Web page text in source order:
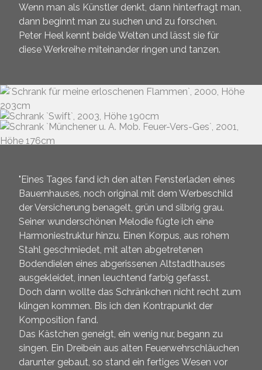
Wenn man als Künstler denkt, dann hinterfragt man,
dann beginnt man zu suchen und zu forschen.
Peter Heel kennt beide Welten und lässt sie für
diese Werkreihe miteinander ringen und tanzen.
"Eines Tages fand ich den alten Fensterladen eines
Bauernhauses, noch original mit dem Werbeschild
der Versicherung benagelt, grün und silbrig grau.
Seiner wunderschönen Melodie fügte ich eine
Harmoniestruktur hinzu. Einen Korpus, aus rohem
Stahl geschmiedet, mit alten abgetretenen
Bodendielen eines abgerissenen Altstadthauses
ausgekleidet, innen leuchtend farbig gefasst.
Doch dann wollte das Schränkchen nicht recht zum
klingen kommen. Bis ich den Kontrapunkt der
Komposition fand.
Das Kästchen geneigt, ein wenig nur, begann zu
singen. Ein Dreibein aus alten Feuerwehrschläuchen
darunter gebaut, so stand ein fertiges Wesen vor